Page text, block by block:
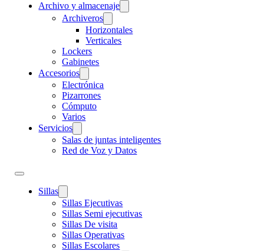
Archivo y almacenaje
Archiveros
Horizontales
Verticales
Lockers
Gabinetes
Accesorios
Electrónica
Pizarrones
Cómputo
Varios
Servicios
Salas de juntas inteligentes
Red de Voz y Datos
Sillas
Sillas Ejecutivas
Sillas Semi ejecutivas
Sillas De visita
Sillas Operativas
Sillas Escolares